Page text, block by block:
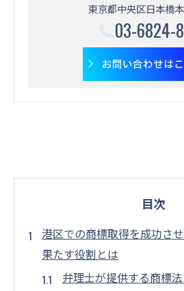
東京都中央区日本橋
03-6824-
お問い合わせは
目次
港区での商標取得を成功さ
果たす役割とは
弁理士が提供する商標